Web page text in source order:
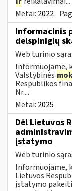
Metai: 2022
Informacinis
delspinigių
Web turinio
Informuojame,
Valstybinės
Respublikos
Nr....
Metai: 2025
Dėl Lietuvos
įstatymo
Web turinio
Informuojame,
Lietuvos
įstatymo